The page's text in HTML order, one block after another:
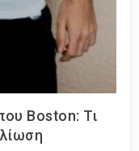
Boston: Τι